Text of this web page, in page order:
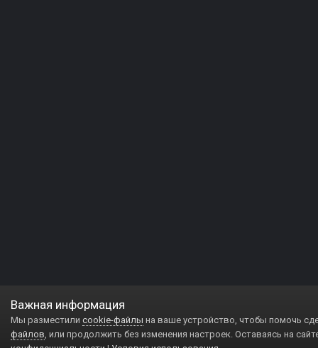
Важная информация
Мы разместили cookie-файлы на ваше устройство, чтобы помочь
файлов, или продолжить без изменения настроек. Оставаясь на